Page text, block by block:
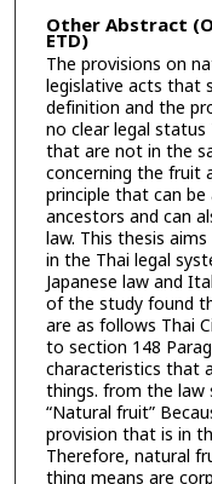
Other Abstract
ETD)
The provisions on
legislative acts that
definition and the
no clear legal
that are not in the
concerning the fruit
principle that can
ancestors and can
law. This thesis
in the Thai legal
Japanese law and
of the study found
are as follows Thai
to section 148
characteristics that
things. from the
“Natural fruit”
provision that is in
Therefore, natural
thing means are